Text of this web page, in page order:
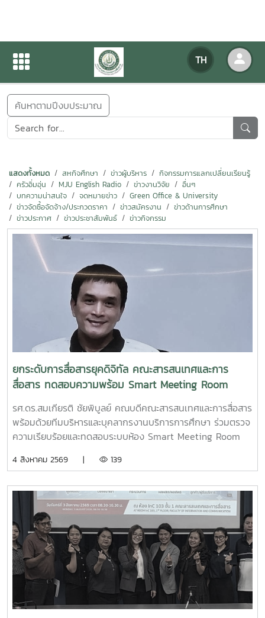
TH
ข่าวสารกิจกรรม
ข่าวสารกิจกรรม
ค้นหาตามปีงบประมาณ
แสดงทั้งหมด สหกิจศึกษา ข่าวผู้บริหาร
กิจกรรมการแลกเปลี่ยนเรียนรู้
ครัวอิ่มอุ่น
MJU English Radio ข่าวงานวิจัย
อื่นๆ
บทความน่าสนใจ
จดหมายข่าว
Green Office & University
ข่าวจัดซื้อจัดจ้าง/ประกวดราคา
ข่าวสมัครงาน
ข่าวด้านการศึกษา
ข่าวประกาศ
ข่าวประชาสัมพันธ์ ข่าวกิจกรรม
ยกระดับการสื่อสารยุคดิจิทัล คณะสารสนเทศและการ
สื่อสาร ทดสอบความพร้อม Smart Meeting Room
รศ.ดร.สมเกียรติ ชัยพิบูลย์ คณบดีคณะสารสนเทศและการสื่อสาร
พร้อมด้วยทีมบริหารและบุคลากรงานบริการการศึกษา ร่วมตรวจ
ความเรียบร้อยและทดสอบระบบห้อง Smart Meeting Room
การประชุม Onsite, Online และระบบเชื่อมต่อข้ามห้อง เพื่อการ
:https://www.facebook.com/icmaejoWebsite
:https://infocomm.mju.ac.thWebsite MJU :www.mju.ac.th
4 สิงหาคม 2569 | 139